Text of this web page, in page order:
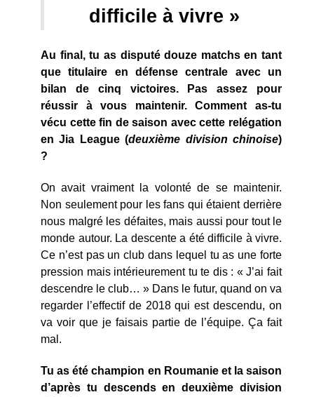
difficile à vivre »
Au final, tu as disputé douze matchs en tant
que titulaire en défense centrale avec un
bilan de cinq victoires. Pas assez pour
réussir à vous maintenir. Comment as-tu
vécu cette fin de saison avec cette relégation
en Jia League (deuxième division chinoise)
?
On avait vraiment la volonté de se maintenir.
Non seulement pour les fans qui étaient derrière
nous malgré les défaites, mais aussi pour tout le
monde autour. La descente a été difficile à vivre.
Ce n’est pas un club dans lequel tu as une forte
pression mais intérieurement tu te dis : « J’ai fait
descendre le club… » Dans le futur, quand on va
regarder l’effectif de 2018 qui est descendu, on
va voir que je faisais partie de l’équipe. Ça fait
mal.
Tu as été champion en Roumanie et la saison
d’après tu descends en deuxième division